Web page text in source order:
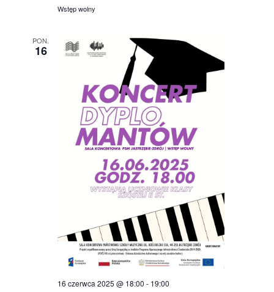
Wstęp wolny
PON.
16
16 czerwca 2025 @ 18:00 - 19:00